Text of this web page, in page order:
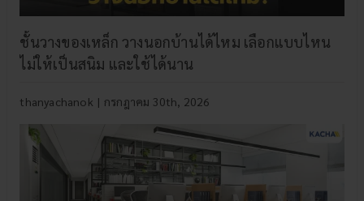
ชั้นวางของเหล็ก วางนอกบ้านได้ไหม เลือกแบบไหน
ไม่ให้เป็นสนิม และใช้ได้นาน
thanyachanok | กรกฎาคม 30th, 2026